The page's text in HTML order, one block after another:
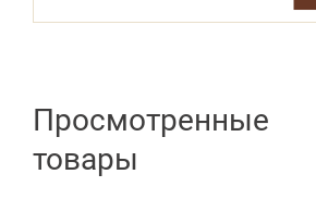
Просмотренные
товары